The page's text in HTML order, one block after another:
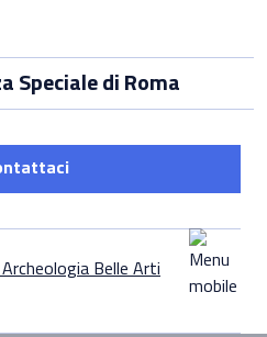
Speciale di Roma